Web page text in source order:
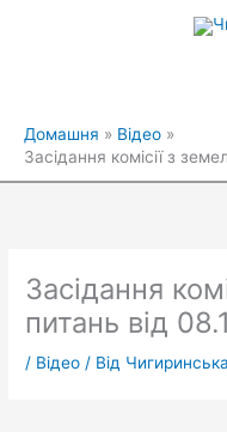
Домашня
Відео
Засідання комісії з
Засідання
питань від
/ Відео / Від